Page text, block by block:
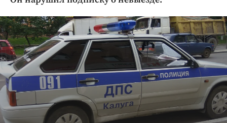
Криминал
Культура
Недвижимость и ЖКХ
Образование
Общество
Погода
Праздники
Происшествия